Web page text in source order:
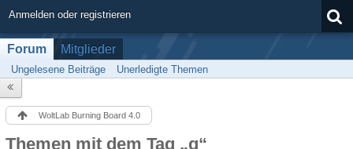
Anmelden oder registrieren
Forum Mitglieder
Ungelesene Beiträge Unerledigte Themen
WoltLab Burning Board 4.0
Themen mit dem Tag „g“